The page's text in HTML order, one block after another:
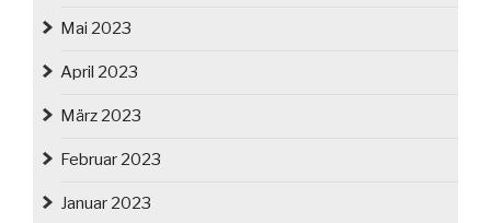
Mai 2023
April 2023
März 2023
Februar 2023
Januar 2023